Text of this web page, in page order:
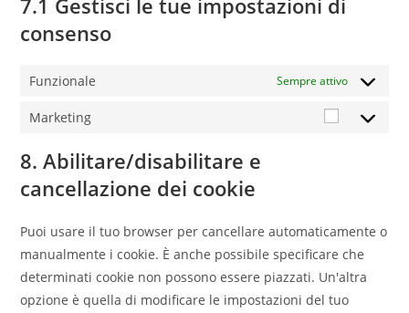
7.1 Gestisci le tue impostazioni di
consenso
Funzionale Sempre attivo
Marketing
8. Abilitare/disabilitare e
cancellazione dei cookie
Puoi usare il tuo browser per cancellare automaticamente o
manualmente i cookie. È anche possibile specificare che
determinati cookie non possono essere piazzati. Un'altra
opzione è quella di modificare le impostazioni del tuo